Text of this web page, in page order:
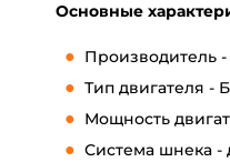
Основные
Производитель
Тип двигателя -
Мощность
Система шнека -